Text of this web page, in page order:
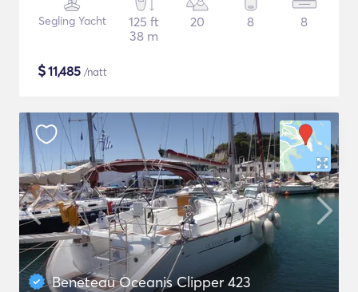
Segling Yacht
125 ft
38 m
20 8 8
$11,485 /natt
Beneteau Oceanis Clipper 423